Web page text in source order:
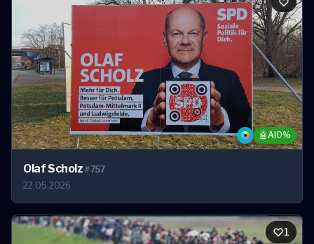
🤖AI 0%
Olaf Scholz#757
22.05.2026
1
1